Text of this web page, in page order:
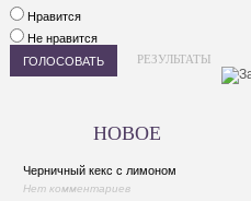
Нравится
Не нравится
РЕЗУЛЬТАТЫ
НОВОЕ
Черничный кекс с лимоном
Нет комментариев